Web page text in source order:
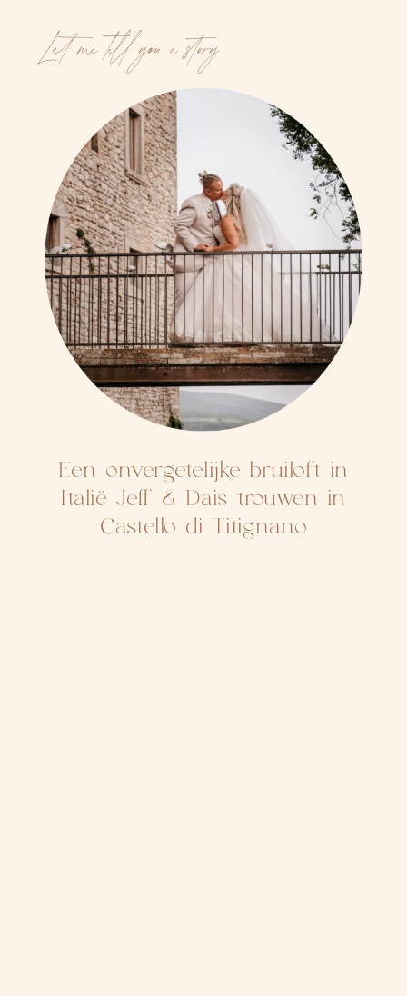
Een onvergetelijke bruiloft in
Italië Jeff & Dais trouwen in
Castello di Titignano
Let me tell you a story